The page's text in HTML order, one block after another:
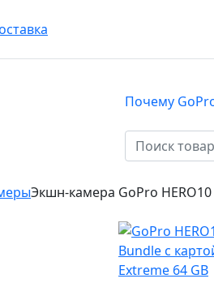
Почему
Экшн-камера GoPro HERO10